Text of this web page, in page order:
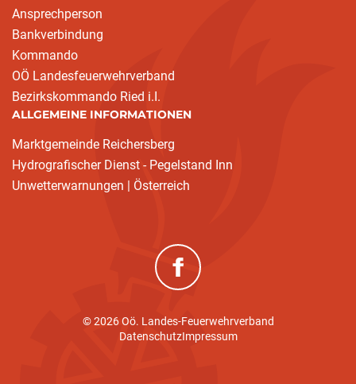
Ansprechperson
Bankverbindung
Kommando
OÖ Landesfeuerwehrverband
Bezirkskommando Ried i.I.
ALLGEMEINE INFORMATIONEN
Marktgemeinde Reichersberg
Hydrografischer Dienst - Pegelstand Inn
Unwetterwarnungen | Österreich
(neues Fenster)
© 2026 Oö. Landes-Feuerwehrverband
DatenschutzImpressum